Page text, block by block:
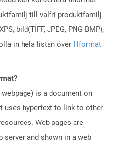
till valfri produktfamilj
bild(TIFF, JPEG, PNG BMP),
in hela listan över filformat
is a document on
uses hypertext to link to other
Web pages are
server and shown in a web